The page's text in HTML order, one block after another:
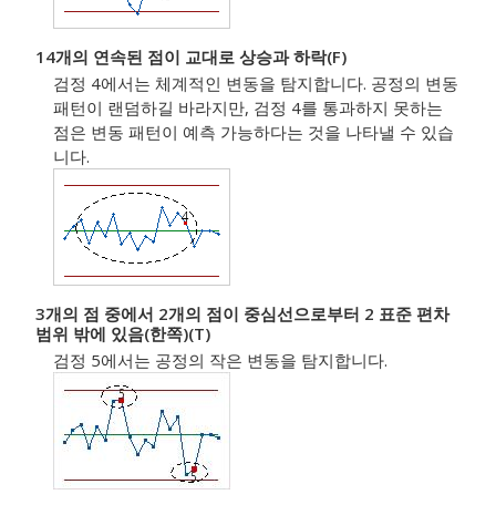
14개의 연속된 점이 교대로 상승과 하락(F)
검정 4에서는 체계적인 변동을 탐지합니다. 공정의 변동
패턴이 랜덤하길 바라지만, 검정 4를 통과하지 못하는
점은 변동 패턴이 예측 가능하다는 것을 나타낼 수 있습
니다.
3개의 점 중에서 2개의 점이 중심선으로부터 2 표준 편차
범위 밖에 있음(한쪽)(T)
검정 5에서는 공정의 작은 변동을 탐지합니다.